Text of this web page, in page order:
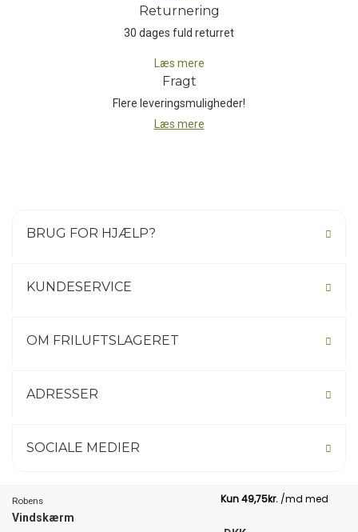
Robens
Vindskærm
Returnering
30 dages fuld returret
Læs mere
Fragt
Flere leveringsmuligheder!
Læs mere
BRUG FOR HJÆLP?
KUNDESERVICE
OM FRILUFTSLAGERET
ADRESSER
SOCIALE MEDIER
Not your country? Click here.